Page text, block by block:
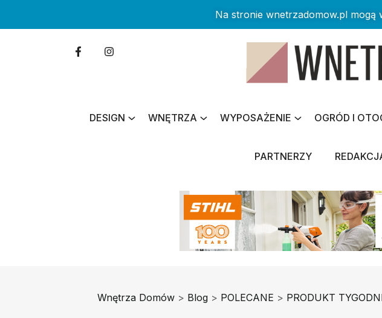
Na stronie wnetrzadomow.pl
DESIGN WNĘTRZA WYPOSAŻENIE OGRÓD I
PARTNERZY
Wnętrza Domów > Blog > POLECANE > PRODUKT